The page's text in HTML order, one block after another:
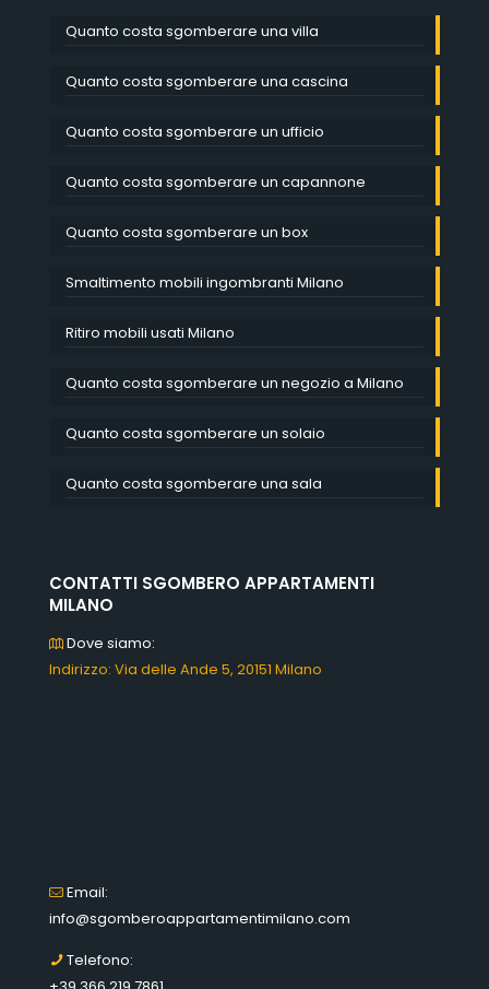
Quanto costa sgomberare una villa
Quanto costa sgomberare una cascina
Quanto costa sgomberare un ufficio
Quanto costa sgomberare un capannone
Quanto costa sgomberare un box
Smaltimento mobili ingombranti Milano
Ritiro mobili usati Milano
Quanto costa sgomberare un negozio a Milano
Quanto costa sgomberare un solaio
Quanto costa sgomberare una sala
CONTATTI SGOMBERO APPARTAMENTI
MILANO
Dove siamo:
Indirizzo: Via delle Ande 5, 20151 Milano
Email:
info@sgomberoappartamentimilano.com
Telefono: